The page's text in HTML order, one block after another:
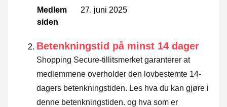
Medlem
siden
27. juni 2025
Betenkningstid på minst 14 dager
Shopping Secure-tillitsmerket garanterer at
medlemmene overholder den lovbestemte 14-
dagers betenkningstiden. Les hva du kan gjøre i
denne betenkningstiden. og hva som er